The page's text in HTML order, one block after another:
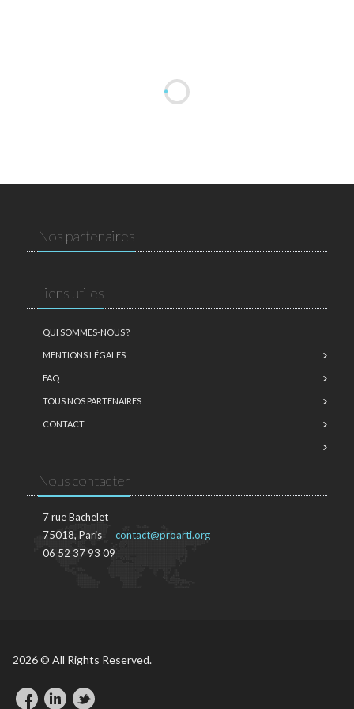
Nos partenaires
Liens utiles
QUI SOMMES-NOUS ?
MENTIONS LÉGALES
FAQ
TOUS NOS PARTENAIRES
CONTACT
Nous contacter
7 rue Bachelet
75018, Paris
06 52 37 93 09
contact@proarti.org
2026 © All Rights Reserved.